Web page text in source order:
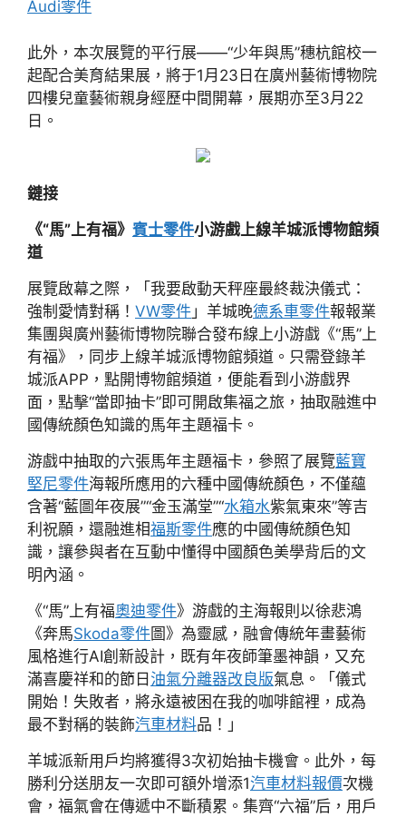
Audi零件
此外，本次展覽的平行展——“少年與馬”穗杭館校一
起配合美育結果展，將于1月23日在廣州藝術博物院
四樓兒童藝術親身經歷中間開幕，展期亦至3月22
日。
鏈接
《“馬”上有福》 賓士零件小游戲上線羊城派博物館頻
道
展覽啟幕之際，「我要啟動天秤座最終裁決儀式：
強制愛情對稱！ VW零件 」羊城晚德系車零件報報業
集團與廣州藝術博物院聯合發布線上小游戲《“馬”上
有福》，同步上線羊城派博物館頻道。只需登錄羊
城派APP，點開博物館頻道，便能看到小游戲界
面，點擊“當即抽卡”即可開啟集福之旅，抽取融進中
國傳統顏色知識的馬年主題福卡。
游戲中抽取的六張馬年主題福卡，參照了展覽藍寶
堅尼零件海報所應用的六種中國傳統顏色，不僅蘊
含著“藍圖年夜展”“金玉滿堂”“水箱水紫氣東來”等吉
利祝願，還融進相福斯零件應的中國傳統顏色知
識，讓參與者在互動中懂得中國顏色美學背后的文
明內涵。
《“馬”上有福奧迪零件》游戲的主海報則以徐悲鴻
《奔馬Skoda零件圖》為靈感，融會傳統年畫藝術
風格進行AI創新設計，既有年夜師筆墨神韻，又充
滿喜慶祥和的節日 油氣分離器改良版氣息。「儀式
開始！失敗者，將永遠被困在我的咖啡館裡，成為
最不對稱的裝飾汽車材料品！」
羊城派新用戶均將獲得3次初始抽卡機會。此外，每
勝利分送朋友一次即可額外增添1汽車材料報價次機
會，福氣會在傳遞中不斷積累。集齊“六福”后，用戶